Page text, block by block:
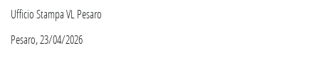
Ufficio Stampa VL Pesaro
Pesaro, 23/04/2026